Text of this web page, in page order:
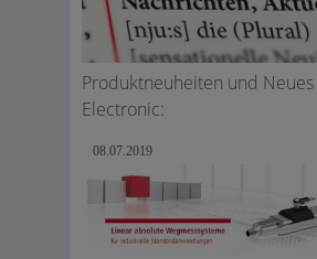
Produktneuheiten und Neues
Electronic:
08.07.2019